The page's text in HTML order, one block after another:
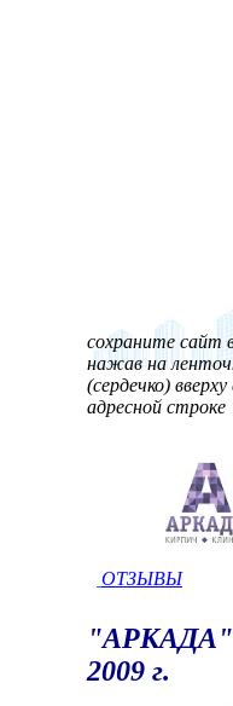
сохраните сайт
нажав на
(сердечко)
адресной строке
ОТЗЫВЫ
2009 г.